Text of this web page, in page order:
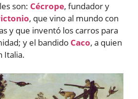
son: Cécrope, fundador y
, que vino al mundo con
y que inventó los carros para
y el bandido Caco, a quien
Italia.